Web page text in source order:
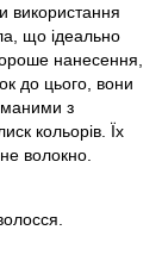
використання
що ідеально
нанесення,
до цього, вони
з
кольорів. Їх
волокно.